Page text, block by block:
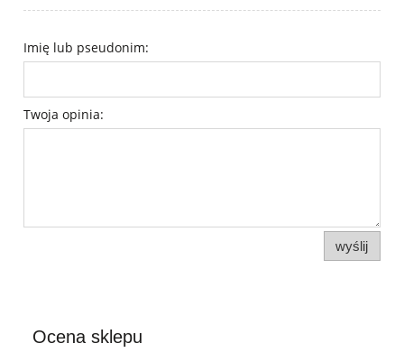
Imię lub pseudonim:
Twoja opinia:
wyślij
Ocena sklepu